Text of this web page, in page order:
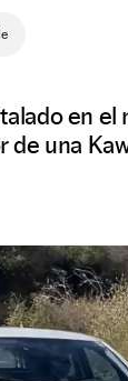
en el
una